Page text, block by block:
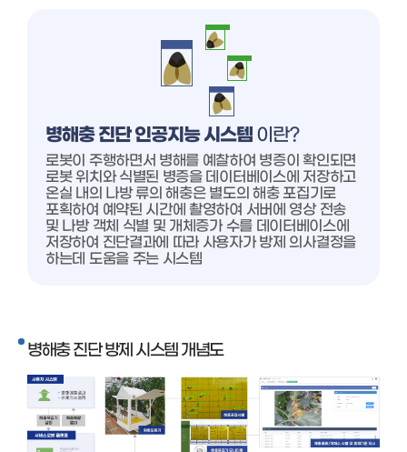
병해충 진단 인공지능 시스템 이란?
로봇이 주행하면서 병해를 예찰하여 병증이 확인되면
로봇 위치와 식별된 병증을 데이터베이스에 저장하고
온실 내의 나방 류의 해충은 별도의 해충 포집기로
포획하여 예약된 시간에 촬영하여 서버에 영상 전송
및 나방 객체 식별 및 개체증가 수를 데이터베이스에
저장하여 진단결과에 따라 사용자가 방제 의사결정을
하는데 도움을 주는 시스템
병해충 진단 방제 시스템 개념도